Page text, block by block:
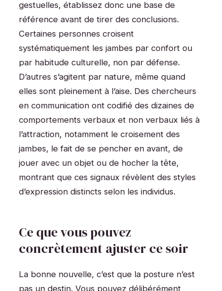
gestuelles, établissez donc une base de
référence avant de tirer des conclusions.
Certaines personnes croisent
systématiquement les jambes par confort ou
par habitude culturelle, non par défense.
D’autres s’agitent par nature, même quand
elles sont pleinement à l’aise. Des chercheurs
en communication ont codifié des dizaines de
comportements verbaux et non verbaux liés à
l’attraction, notamment le croisement des
jambes, le fait de se pencher en avant, de
jouer avec un objet ou de hocher la tête,
montrant que ces signaux révèlent des styles
d’expression distincts selon les individus.
Ce que vous pouvez
concrètement ajuster ce soir
La bonne nouvelle, c’est que la posture n’est
pas un destin. Vous pouvez délibérément